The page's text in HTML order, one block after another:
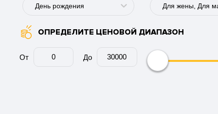
Винница
Ивано-Франковск
День рождения
День рождения
Годовщина
Для мужчины
ОПРЕДЕЛИТЕ ЦЕНОВОЙ ДИАПАЗОН
От До